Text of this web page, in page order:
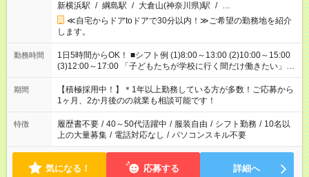
新横浜駅 / 綱島駅 / 大倉山(神奈川県)駅 / …
≪自宅からドアtoドアで30分以内！≫ご希望の勤務地を紹介
します。
勤務時間
1日5時間からOK！ ■シフト例 (1)8:00～13:00 (2)10:00～15:00
(3)12:00～17:00 「子どもたちが学校に行く間だけ働きたい」
「余裕を持って夕飯の準備がしたい」 「午前中は働いて、午後
はプライベートの時間にしたい」 など、ご希望を教えてくださ
いね。 ※Wワーク希望の方へ 今ご覧のお仕事で希望する勤務時
間と、もう1つのお仕事の勤務時間。 合計で週40時間を超える
場合は応募できません。
期間
【積極採用中！】＊1年以上勤務している方が多数！ご応募から
1ヶ月、2か月後のの就業も相談可能です！
特徴 履歴書不要 / 40～50代活躍中 / 服装自由 / シフト勤務 / 10名以
上の大量募集 / 電話対応なし / パソコンスキル不要
気になる！ 応募する 詳細へ